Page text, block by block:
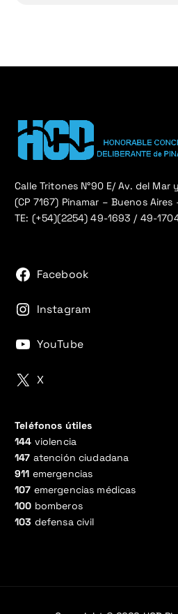
Calle Tritones N°90 E/ Av. del Mar
(CP 7167) Pinamar – Buenos
TE: (+54)(2254) 49-1693 / 49-
Facebook
Instagram
YouTube
X
Teléfonos útiles
144 violencia
147 atención ciudadana
911 emergencias
107 emergencias médicas
100 bomberos
103 defensa civil